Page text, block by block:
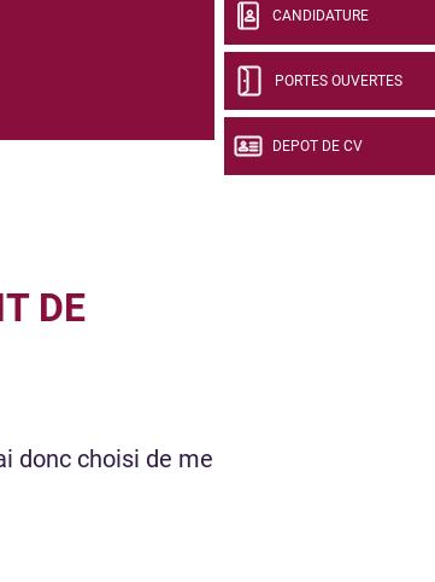
CANDIDATURE
PORTES OUVERTES
DEPOT DE CV
DE
donc choisi de me